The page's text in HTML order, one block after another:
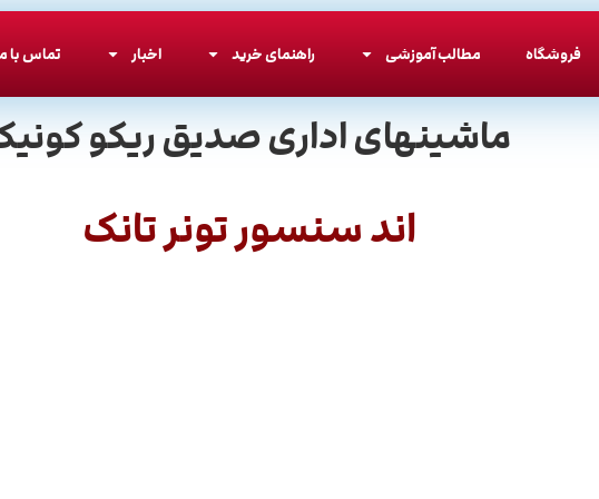
فروشگاه مطالب آموزشی راهنمای خرید اخبار تماس با
ماشینهای اداری صدیق ریکو
اند سنسور تونر تانک